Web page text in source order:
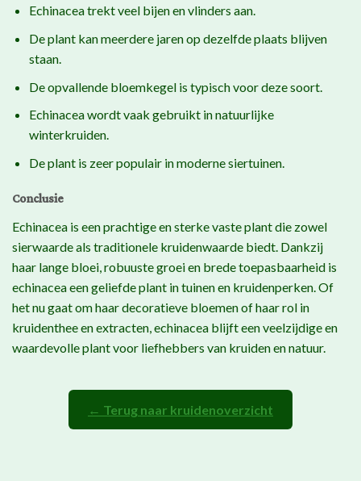
Echinacea trekt veel bijen en vlinders aan.
De plant kan meerdere jaren op dezelfde plaats blijven
staan.
De opvallende bloemkegel is typisch voor deze soort.
Echinacea wordt vaak gebruikt in natuurlijke
winterkruiden.
De plant is zeer populair in moderne siertuinen.
Conclusie
Echinacea is een prachtige en sterke vaste plant die zowel
sierwaarde als traditionele kruidenwaarde biedt. Dankzij
haar lange bloei, robuuste groei en brede toepasbaarheid is
echinacea een geliefde plant in tuinen en kruidenperken. Of
het nu gaat om haar decoratieve bloemen of haar rol in
kruidenthee en extracten, echinacea blijft een veelzijdige en
waardevolle plant voor liefhebbers van kruiden en natuur.
← Terug naar kruidenoverzicht